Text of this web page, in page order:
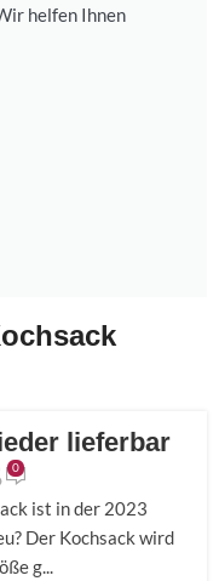
helfen Ihnen
lieferbar
0
ist in der 2023
Der Kochsack wird
g...